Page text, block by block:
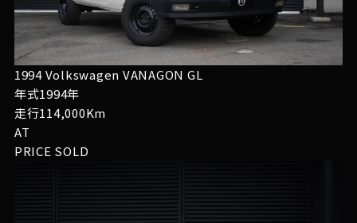
1994 Volkswagen VANAGON GL
年式1994年
走行114,000Km
AT
PRICE SOLD